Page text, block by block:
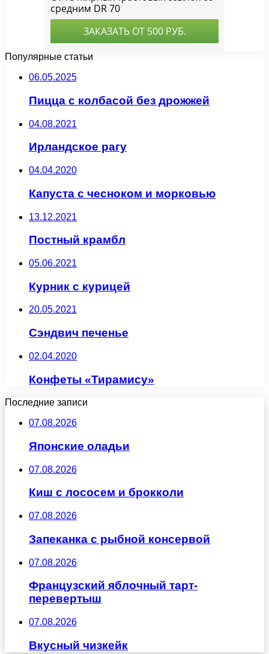
Популярные статьи
06.05.2025
Пицца с колбасой без дрожжей
04.08.2021
Ирландское рагу
04.04.2020
Капуста с чесноком и морковью
13.12.2021
Постный крамбл
05.06.2021
Курник с курицей
20.05.2021
Сэндвич печенье
02.04.2020
Конфеты «Тирамису»
Последние записи
07.08.2026
Японские оладьи
07.08.2026
Киш с лососем и брокколи
07.08.2026
Запеканка с рыбной консервой
07.08.2026
Французский яблочный тарт-
перевертыш
07.08.2026
Вкусный чизкейк